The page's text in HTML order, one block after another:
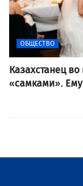
ОБЩЕСТВО
Казахстанец
«самками».